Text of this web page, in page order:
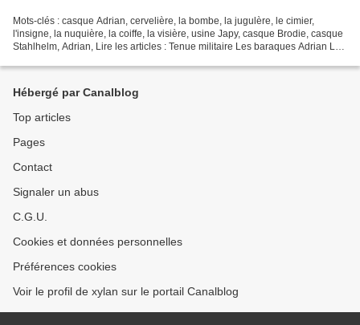
Mots-clés : casque Adrian, cervelière, la bombe, la jugulère, le cimier,
l'insigne, la nuquière, la coiffe, la visière, usine Japy, casque Brodie, casque
Stahlhelm, Adrian, Lire les articles : Tenue militaire Les baraques Adrian Le
Hébergé par Canalblog
Top articles
Pages
Contact
Signaler un abus
C.G.U.
Cookies et données personnelles
Préférences cookies
Voir le profil de xylan sur le portail Canalblog